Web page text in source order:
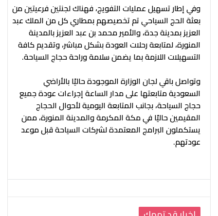
وفي إطار تسهيل عمليات التفويج، فهناك لجنتين فرعيتين من
بعثة الحج السياحي تم تخصيصهم بمطاري كل من الملك عبد
العزيز بمدينة جدة، والأمير محمد بن عبد العزيز بالمدينة
المنورة، لمتابعة رحلات العودة بشكل مباشر، وتقديم كافة
التسهيلات اللازمة بما يضمن سلامة وراحة حجاج السياحة.
وتواصل باقي لجان الوزارة الموجودة حاليًا بالأراضي
السعودية متابعتها على مدار الساعة إجراءات عودة جميع
حجاج السياحة، بجانب المتابعة اليومية لأحوال الحجاج
المقيمين حاليًا في مكة المكرمة والمدينة المنورة، ممن
يستكملون البرامج المعتمدة لشركات السياحة قبل موعد
عودتهم.